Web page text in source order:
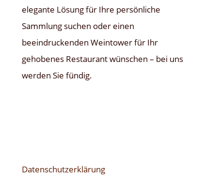
elegante Lösung für Ihre persönliche
Sammlung suchen oder einen
beeindruckenden Weintower für Ihr
gehobenes Restaurant wünschen – bei uns
werden Sie fündig.
Datenschutzerklärung